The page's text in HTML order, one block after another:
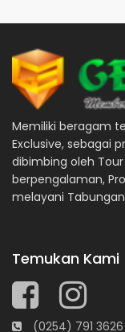
Memiliki beragam
Exclusive, sebagai
dibimbing oleh
berpengalaman,
melayani
Temukan Kami
(0254) 791 3626